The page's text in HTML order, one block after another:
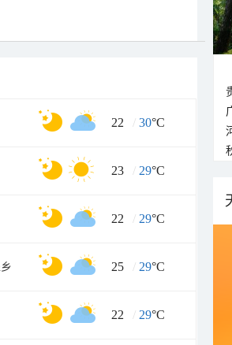
22 / 30°C
23 / 29°C
22 / 29°C
25 / 29°C
22 / 29°C